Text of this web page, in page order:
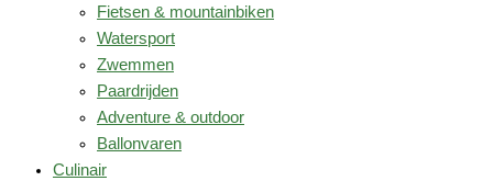
Fietsen & mountainbiken
Watersport
Zwemmen
Paardrijden
Adventure & outdoor
Ballonvaren
Culinair